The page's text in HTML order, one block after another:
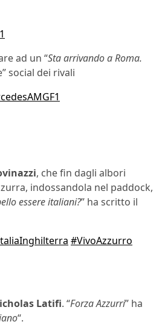
ad un “Sta arrivando a Roma.
social dei rivali
, che fin dagli albori
indossandola nel paddock,
essere italiani?” ha scritto il
#VivoAzzurro
Latifi. “Forza Azzurri” ha
“.